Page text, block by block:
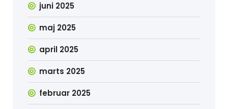
juni 2025
maj 2025
april 2025
marts 2025
februar 2025